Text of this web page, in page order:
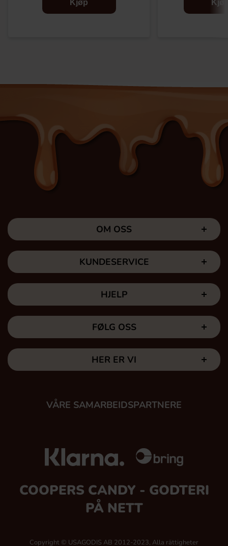
Kjøp
OM OSS
KUNDESERVICE
HJELP
FØLG OSS
HER ER VI
VÅRE SAMARBEIDSPARTNERE
COOPERS CANDY - GODTERI
PÅ NETT
Copyright © USAGODIS AB 2012-2023, Alla rättigheter